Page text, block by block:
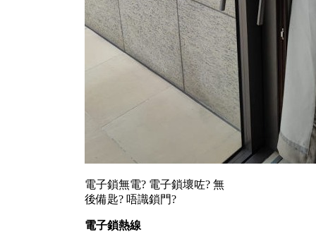
電子鎖無電? 電子鎖壞咗? 無
後備匙? 唔識鎖門?
電子鎖熱線